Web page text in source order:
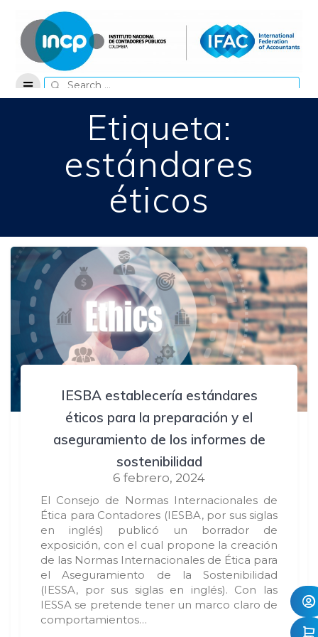
content
Search
for:
Etiqueta:
estándares
éticos
IESBA establecería estándares
éticos para la preparación y el
aseguramiento de los informes de
sostenibilidad
6 febrero, 2024
El Consejo de Normas Internacionales de
Ética para Contadores (IESBA, por sus siglas
en inglés) publicó un borrador de
exposición, con el cual propone la creación
de las Normas Internacionales de Ética para
el Aseguramiento de la Sostenibilidad
(IESSA, por sus siglas en inglés). Con las
IESSA se pretende tener un marco claro de
comportamientos…